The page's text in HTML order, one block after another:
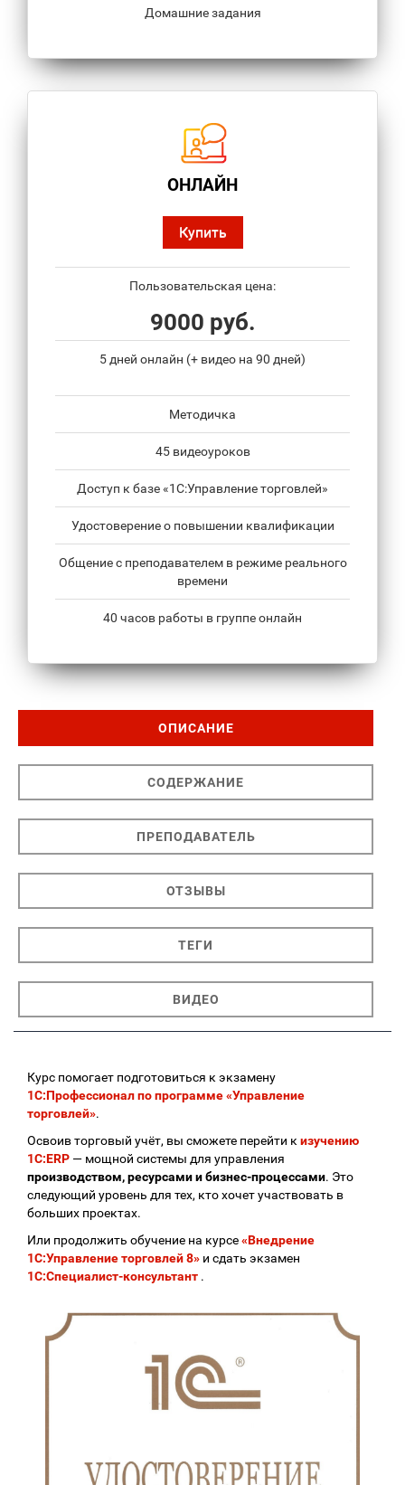
Домашние задания
ОНЛАЙН
Купить
Пользовательская цена:
9000 руб.
5 дней онлайн (+ видео на 90 дней)
Методичка
45 видеоуроков
Доступ к базе «1С:Управление торговлей»
Удостоверение о повышении квалификации
Общение с преподавателем в режиме реального
времени
40 часов работы в группе онлайн
ОПИСАНИЕ
СОДЕРЖАНИЕ
ПРЕПОДАВАТЕЛЬ
ОТЗЫВЫ
ТЕГИ
ВИДЕО
Курс помогает подготовиться к экзамену
1С:Профессионал по программе «Управление
торговлей».
Освоив торговый учёт, вы сможете перейти к изучению
1С:ERP — мощной системы для управления
производством, ресурсами и бизнес-процессами. Это
следующий уровень для тех, кто хочет участвовать в
больших проектах.
Или продолжить обучение на курсе«Внедрение
1С:Управление торговлей 8» и сдать экзамен
1С:Специалист-консультант .